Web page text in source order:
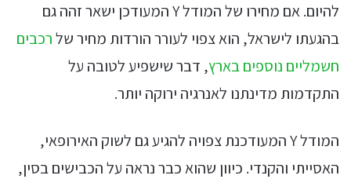
להיום. אם מחירו של המודל Y המעודכן ישאר זהה גם
בהגעתו לישראל, הוא צפוי לעורר הורדות מחיר שלרכבים
חשמליים נוספים בארץ, דבר שישפיע לטובה על
התקדמות מדינתנו לאנרגיה ירוקה יותר.
המודל Y המעודכנת צפויה להגיע גם לשוק האירופאי,
האסייתי והקנדי. כיוון שהוא כבר נראה על הכבישים בסין,